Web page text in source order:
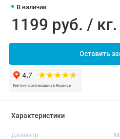
В наличии
1199 руб. / кг.
Оставить
Характеристики
Диаметр